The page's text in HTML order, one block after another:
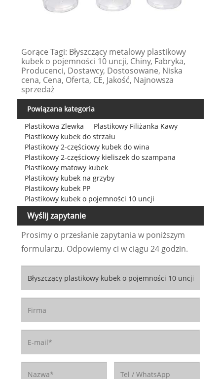
Gorące Tagi: Błyszczący metalowy plastikowy
kubek o pojemności 10 uncji, Chiny, Fabryka,
Producenci, Dostawcy, Dostosowane, Niska
cena, Cena, Oferta, CE, Jakość, Najnowsza
sprzedaż
Powiązana kategoria
Plastikowa Zlewka
Plastikowy Filiżanka Kawy
Plastikowy kubek do strzału
Plastikowy 2-częściowy kubek do wina
Plastikowy 2-częściowy kieliszek do szampana
Plastikowy matowy kubek
Plastikowy kubek na grzyby
Plastikowy kubek PP
Plastikowy kubek o pojemności 10 uncji
Wyślij zapytanie
Prosimy o przesłanie zapytania w poniższym
formularzu. Odpowiemy ci w ciągu 24 godzin.